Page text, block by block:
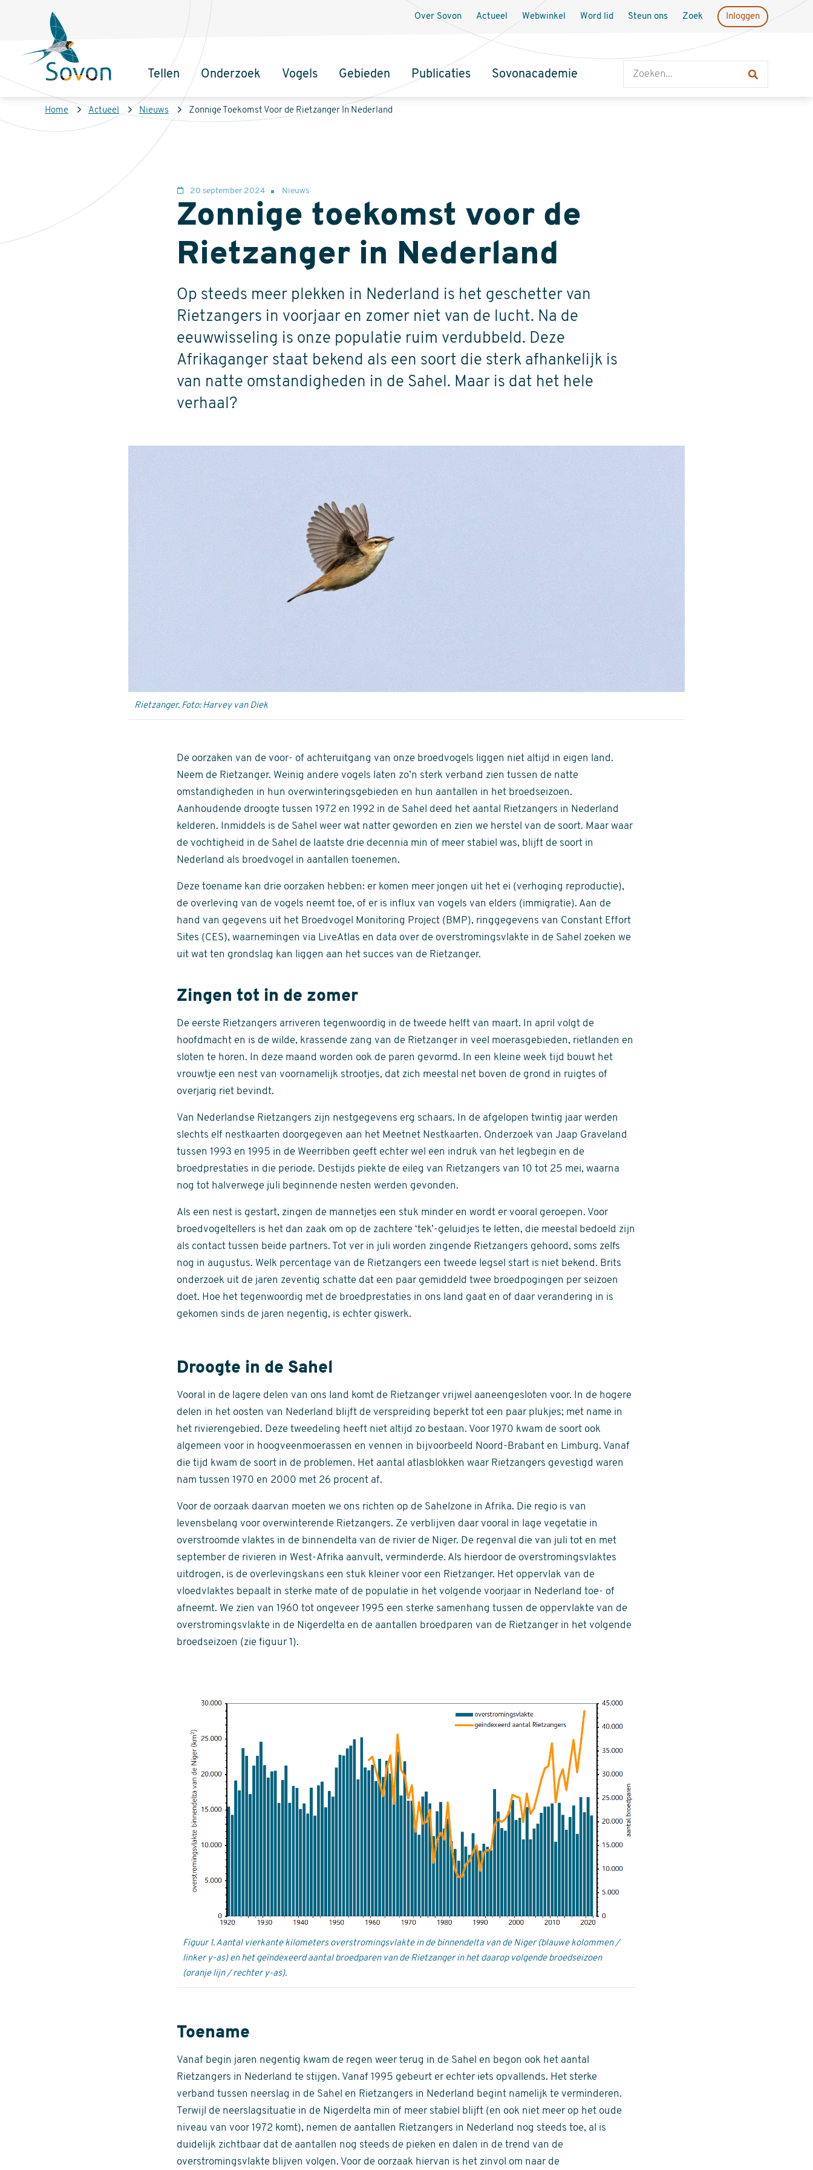
inhoud
Sovon
Homepage
Hoofdnavigatie
Tellen Onderzoek Vogels Gebieden Publicaties Sovonacademie
Over Sovon Actueel Webwinkel Word lid Steun ons Zoek Inloggen
Kruimelpad
Home Actueel Nieuws Zonnige Toekomst Voor de Rietzanger In Nederland
Zonnige toekomst voor de
Rietzanger in Nederland
20 september 2024 Nieuws
Op steeds meer plekken in Nederland is het geschetter van
Rietzangers in voorjaar en zomer niet van de lucht. Na de
eeuwwisseling is onze populatie ruim verdubbeld. Deze
Afrikaganger staat bekend als een soort die sterk afhankelijk is
van natte omstandigheden in de Sahel. Maar is dat het hele
verhaal?
Rietzanger. Foto: Harvey van Diek
De oorzaken van de voor- of achteruitgang van onze broedvogels liggen niet altijd in eigen land.
Neem de Rietzanger. Weinig andere vogels laten zo’n sterk verband zien tussen de natte
omstandigheden in hun overwinteringsgebieden en hun aantallen in het broedseizoen.
Aanhoudende droogte tussen 1972 en 1992 in de Sahel deed het aantal Rietzangers in Nederland
kelderen. Inmiddels is de Sahel weer wat natter geworden en zien we herstel van de soort. Maar waar
de vochtigheid in de Sahel de laatste drie decennia min of meer stabiel was, blijft de soort in
Nederland als broedvogel in aantallen toenemen.
Deze toename kan drie oorzaken hebben: er komen meer jongen uit het ei (verhoging reproductie),
de overleving van de vogels neemt toe, of er is influx van vogels van elders (immigratie). Aan de
hand van gegevens uit het Broedvogel Monitoring Project (BMP), ringgegevens van Constant Effort
Sites (CES), waarnemingen via LiveAtlas en data over de overstromingsvlakte in de Sahel zoeken we
uit wat ten grondslag kan liggen aan het succes van de Rietzanger.
Zingen tot in de zomer
De eerste Rietzangers arriveren tegenwoordig in de tweede helft van maart. In april volgt de
hoofdmacht en is de wilde, krassende zang van de Rietzanger in veel moerasgebieden, rietlanden en
sloten te horen. In deze maand worden ook de paren gevormd. In een kleine week tijd bouwt het
vrouwtje een nest van voornamelijk strootjes, dat zich meestal net boven de grond in ruigtes of
overjarig riet bevindt.
Van Nederlandse Rietzangers zijn nestgegevens erg schaars. In de afgelopen twintig jaar werden
slechts elf nestkaarten doorgegeven aan het Meetnet Nestkaarten. Onderzoek van Jaap Graveland
tussen 1993 en 1995 in de Weerribben geeft echter wel een indruk van het legbegin en de
broedprestaties in die periode. Destijds piekte de eileg van Rietzangers van 10 tot 25 mei, waarna
nog tot halverwege juli beginnende nesten werden gevonden.
Als een nest is gestart, zingen de mannetjes een stuk minder en wordt er vooral geroepen. Voor
broedvogeltellers is het dan zaak om op de zachtere ‘tek’-geluidjes te letten, die meestal bedoeld zijn
als contact tussen beide partners. Tot ver in juli worden zingende Rietzangers gehoord, soms zelfs
nog in augustus. Welk percentage van de Rietzangers een tweede legsel start is niet bekend. Brits
onderzoek uit de jaren zeventig schatte dat een paar gemiddeld twee broedpogingen per seizoen
doet. Hoe het tegenwoordig met de broedprestaties in ons land gaat en of daar verandering in is
gekomen sinds de jaren negentig, is echter giswerk.
Droogte in de Sahel
Vooral in de lagere delen van ons land komt de Rietzanger vrijwel aaneengesloten voor. In de hogere
delen in het oosten van Nederland blijft de verspreiding beperkt tot een paar plukjes; met name in
het rivierengebied. Deze tweedeling heeft niet altijd zo bestaan. Voor 1970 kwam de soort ook
algemeen voor in hoogveenmoerassen en vennen in bijvoorbeeld Noord-Brabant en Limburg. Vanaf
die tijd kwam de soort in de problemen. Het aantal atlasblokken waar Rietzangers gevestigd waren
nam tussen 1970 en 2000 met 26 procent af.
Voor de oorzaak daarvan moeten we ons richten op de Sahelzone in Afrika. Die regio is van
levensbelang voor overwinterende Rietzangers. Ze verblijven daar vooral in lage vegetatie in
overstroomde vlaktes in de binnendelta van de rivier de Niger. De regenval die van juli tot en met
september de rivieren in West-Afrika aanvult, verminderde. Als hierdoor de overstromingsvlaktes
uitdrogen, is de overlevingskans een stuk kleiner voor een Rietzanger. Het oppervlak van de
vloedvlaktes bepaalt in sterke mate of de populatie in het volgende voorjaar in Nederland toe- of
afneemt. We zien van 1960 tot ongeveer 1995 een sterke samenhang tussen de oppervlakte van de
overstromingsvlakte in de Nigerdelta en de aantallen broedparen van de Rietzanger in het volgende
broedseizoen (zie figuur 1).
Figuur 1. Aantal vierkante kilometers overstromingsvlakte in de binnendelta van de Niger (blauwe kolommen /
linker y-as) en het geïndexeerd aantal broedparen van de Rietzanger in het daarop volgende broedseizoen
(oranje lijn / rechter y-as).
Toename
Vanaf begin jaren negentig kwam de regen weer terug in de Sahel en begon ook het aantal
Rietzangers in Nederland te stijgen. Vanaf 1995 gebeurt er echter iets opvallends. Het sterke
verband tussen neerslag in de Sahel en Rietzangers in Nederland begint namelijk te verminderen.
Terwijl de neerslagsituatie in de Nigerdelta min of meer stabiel blijft (en ook niet meer op het oude
niveau van voor 1972 komt), nemen de aantallen Rietzangers in Nederland nog steeds toe, al is
duidelijk zichtbaar dat de aantallen nog steeds de pieken en dalen in de trend van de
overstromingsvlakte blijven volgen. Voor de oorzaak hiervan is het zinvol om naar de